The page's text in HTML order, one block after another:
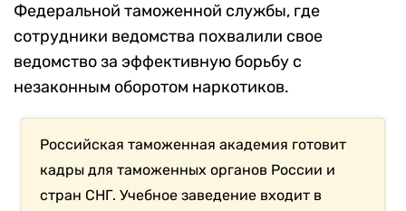
Федеральной таможенной службы, где
сотрудники ведомства похвалили свое
ведомство за эффективную борьбу с
незаконным оборотом наркотиков.
Российская таможенная академия готовит
кадры для таможенных органов России и
стран СНГ. Учебное заведение входит в